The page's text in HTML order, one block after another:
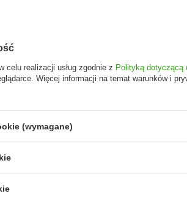
celu realizacji usług zgodnie z Polityką dotyczącą
Więcej informacji na temat warunków i
(wymagane)